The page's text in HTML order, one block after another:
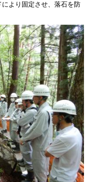
より固定させ、落石を防